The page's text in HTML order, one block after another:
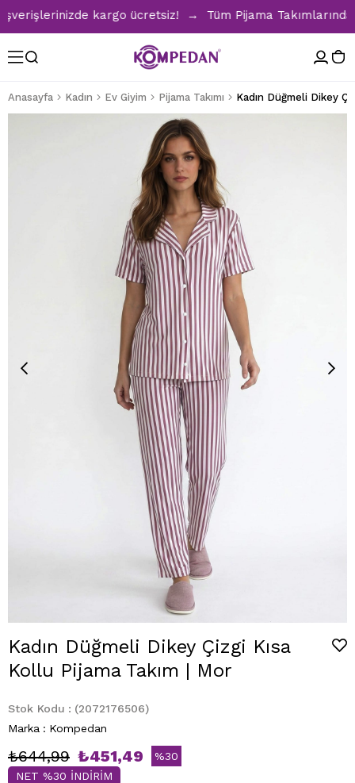
kargo ücretsiz! → Tüm Pijama
Anasayfa Kadın Ev Giyim Pijama Takımı
Kadın Düğmeli Dikey Çizgi Kısa
Kollu Pijama Takım | Mor
Stok Kodu
(2072176506)
Marka : Kompedan
₺644,99 ₺451,49 %30
NET %30 İNDİRİM